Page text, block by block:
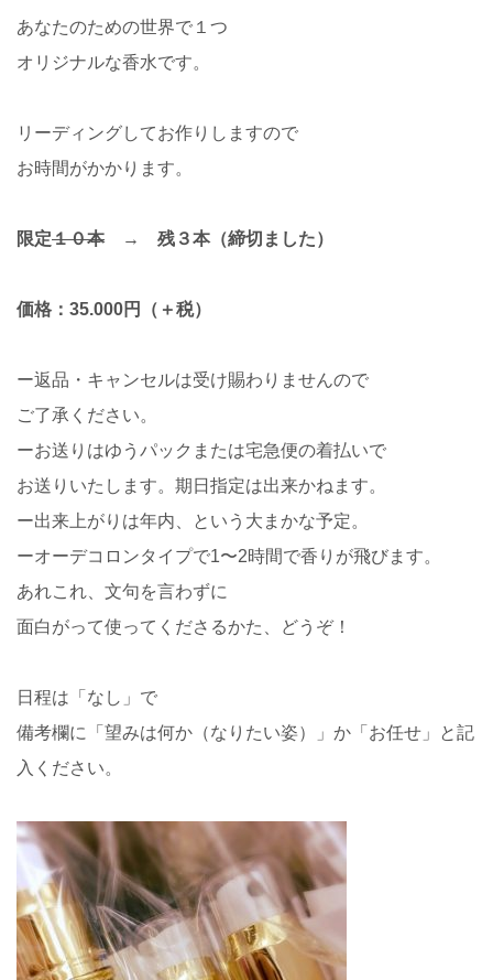
あなたのための世界で１つ
オリジナルな香水です。
リーディングしてお作りしますので
お時間がかかります。
限定１０本→ 残３本（締切ました）
価格：35.000円（＋税）
ー返品・キャンセルは受け賜わりませんので
ご了承ください。
ーお送りはゆうパックまたは宅急便の着払いで
お送りいたします。期日指定は出来かねます。
ー出来上がりは年内、という大まかな予定。
ーオーデコロンタイプで1〜2時間で香りが飛びます。
あれこれ、文句を言わずに
面白がって使ってくださるかた、どうぞ！
日程は「なし」で
備考欄に「望みは何か（なりたい姿）」か「お任せ」と記
入ください。